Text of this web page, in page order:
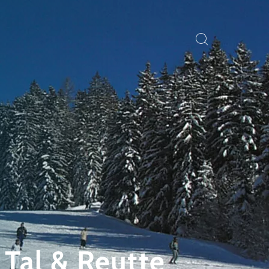
& Reutte